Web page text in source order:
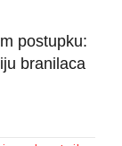
postupku:
branilaca